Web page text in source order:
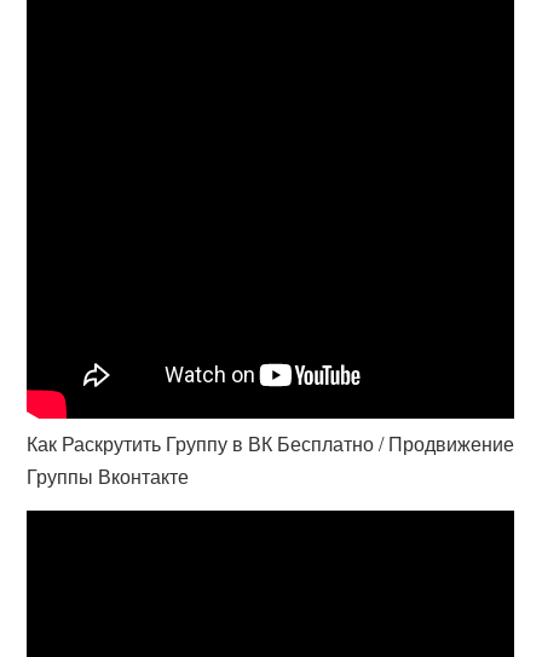
Как Раскрутить Группу в ВК Бесплатно / Продвижение
Группы Вконтакте